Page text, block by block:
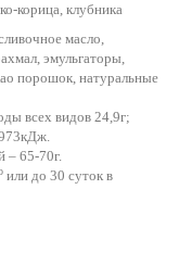
корица, клубника
масло,
эмульгаторы,
порошок, натуральные
всех видов 24,9г;
– 65-70г.
или до 30 суток в